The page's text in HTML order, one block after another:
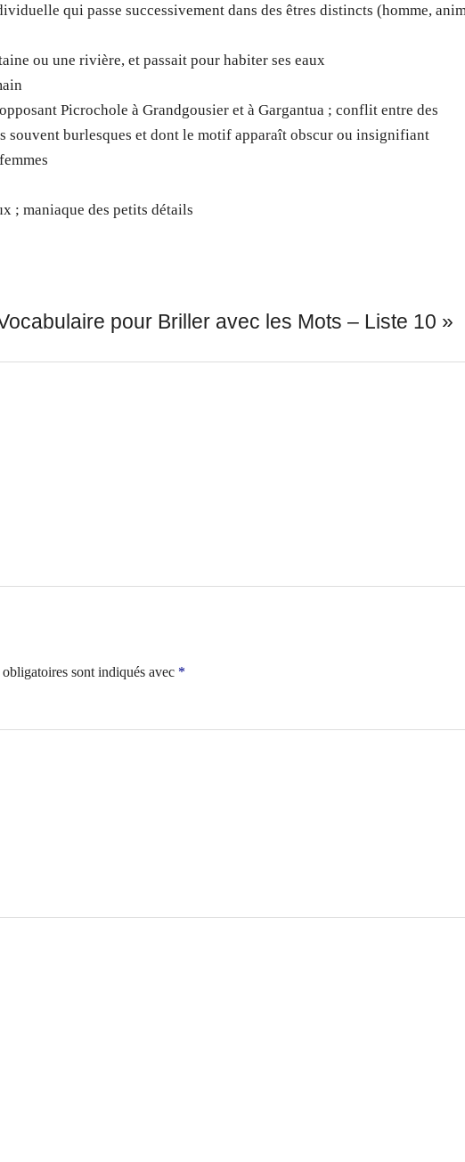
qui passe successivement dans des êtres distincts (homme,
ou une rivière, et passait pour habiter ses eaux
Picrochole à Grandgousier et à Gargantua ; conflit entre des
burlesques et dont le motif apparaît obscur ou insignifiant
; maniaque des petits détails
pour Briller avec les Mots – Liste 10 »
sont indiqués avec *